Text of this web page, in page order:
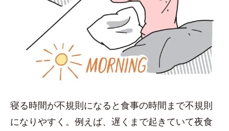
寝る時間が不規則になると食事の時間まで不規則
になりやすく。例えば、遅くまで起きていて夜食